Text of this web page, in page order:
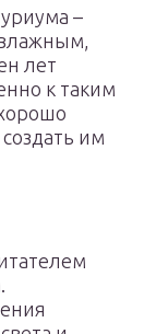
–
лет
к таким
им